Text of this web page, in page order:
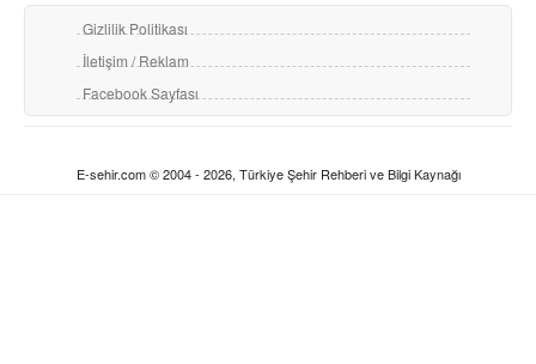
Gizlilik Politikası
İletişim / Reklam
Facebook Sayfası
E-sehir.com © 2004 - 2026, Türkiye Şehir Rehberi ve Bilgi Kaynağı